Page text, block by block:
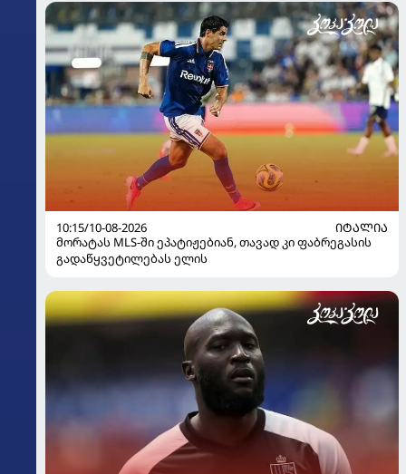
10:15/10-08-2026
ᲘᲢᲐᲚᲘᲐ
მორატას MLS-ში ეპატიჟებიან, თავად კი ფაბრეგასის
გადაწყვეტილებას ელის